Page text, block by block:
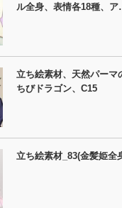
ル全身、表情各18種、
立ち絵素材、天然パーマ
ちびドラゴン、C15
立ち絵素材_83(金髪姫全